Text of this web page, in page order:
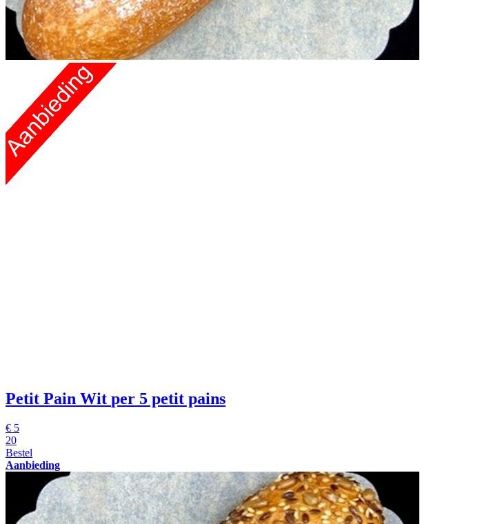
Petit Pain Wit per 5 petit pains
€ 5
20
Bestel
Aanbieding